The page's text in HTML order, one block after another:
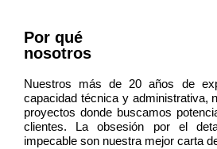
Por qué
nosotros
Nuestros más de 20 años de
capacidad técnica y administrativa,
proyectos donde buscamos
clientes. La obsesión por el
impecable son nuestra mejor carta